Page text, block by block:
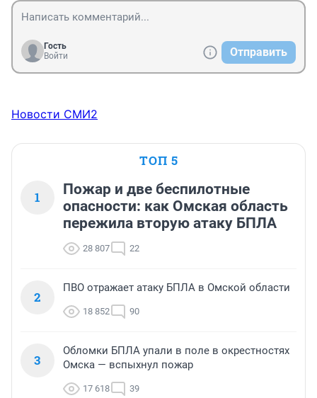
Гость
Войти
Отправить
Новости СМИ2
ТОП 5
1
Пожар и две беспилотные
опасности: как Омская область
пережила вторую атаку БПЛА
28 807 22
2
ПВО отражает атаку БПЛА в Омской области
18 852 90
3
Обломки БПЛА упали в поле в окрестностях
Омска — вспыхнул пожар
17 618 39